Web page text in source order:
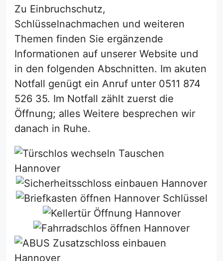
Zu Einbruchschutz,
Schlüsselnachmachen und weiteren
Themen finden Sie ergänzende
Informationen auf unserer Website und
in den folgenden Abschnitten. Im akuten
Notfall genügt ein Anruf unter 0511 874
526 35. Im Notfall zählt zuerst die
Öffnung; alles Weitere besprechen wir
danach in Ruhe.